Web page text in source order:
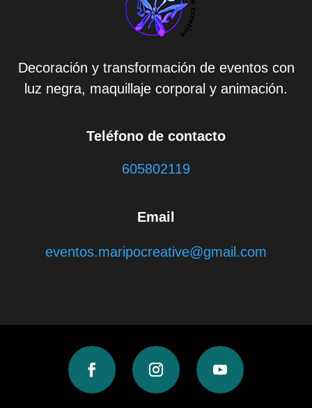
Decoración y transformación de eventos con
luz negra, maquillaje corporal y animación.
Teléfono de contacto
605802119
Email
eventos.maripocreative@gmail.com